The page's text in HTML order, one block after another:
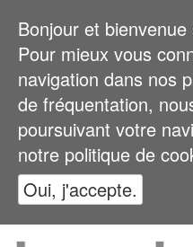
Bonjour et
Pour mieux vous
navigation dans nos
de fréquentation,
poursuivant votre
notre politique de
Oui, j'accepte.